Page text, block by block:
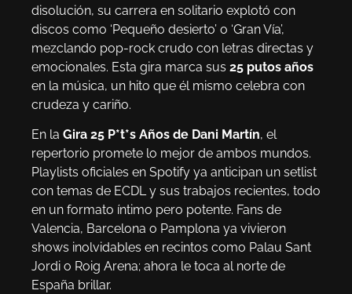
disolución, su carrera en solitario explotó con
discos como ‘Pequeño desierto’ o ‘Gran Vía’,
mezclando pop-rock crudo con letras directas y
emocionales. Esta gira marca sus 25 putos años
en la música, un hito que él mismo celebra con
crudeza y cariño.
En la Gira 25 P*t*s Años de Dani Martín, el
repertorio promete lo mejor de ambos mundos.
Playlists oficiales en Spotify ya anticipan un setlist
con temas de ECDL y sus trabajos recientes, todo
en un formato íntimo pero potente. Fans de
Valencia, Barcelona o Pamplona ya vivieron
shows inolvidables en recintos como Palau Sant
Jordi o Roig Arena; ahora le toca al norte de
España brillar.